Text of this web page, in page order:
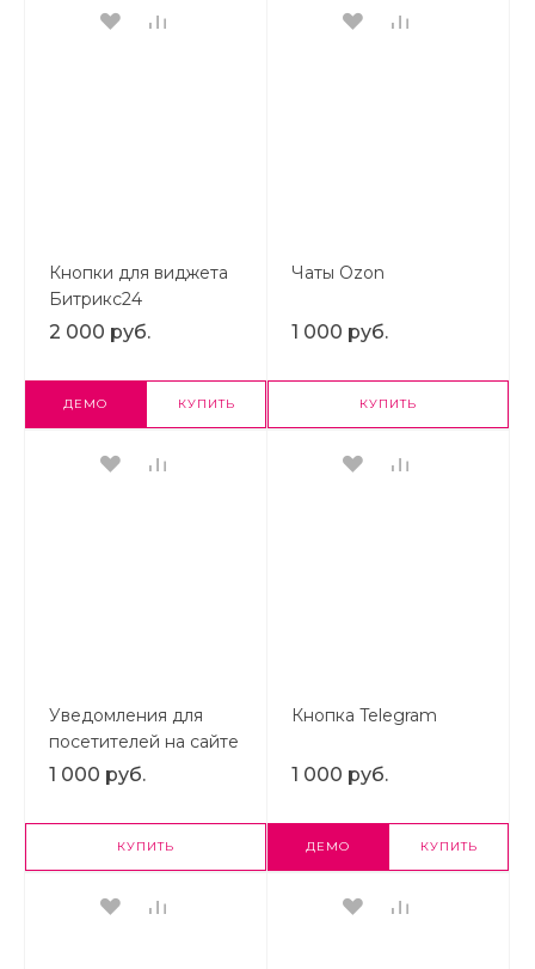
Кнопки для виджета
Битрикс24
2 000 руб.
ДЕМО КУПИТЬ
Чаты Ozon
1 000 руб.
КУПИТЬ
Уведомления для
посетителей на сайте
1 000 руб.
КУПИТЬ
Кнопка Telegram
1 000 руб.
ДЕМО КУПИТЬ